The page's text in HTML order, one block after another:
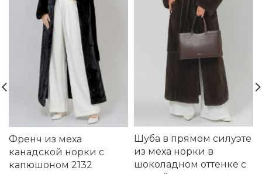
Френч из меха
канадской норки с
капюшоном 2132
Шуба в прямом силуэте
из меха норки в
шоколадном оттенке с